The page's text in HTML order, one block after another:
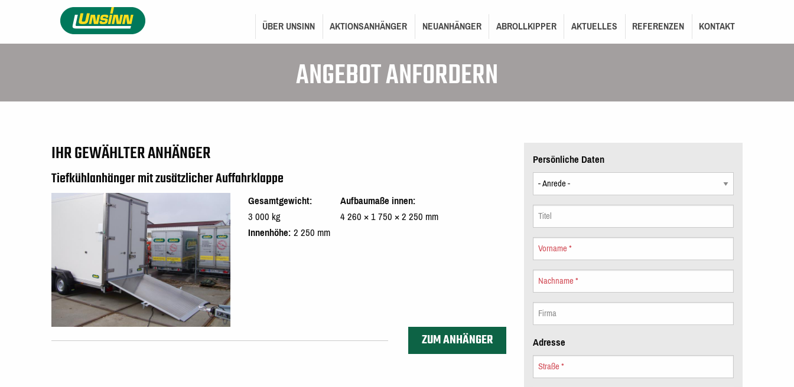
Inhalt
HAUPTNAVIGATIONÜBER UNSINN AKTIONSANHÄNGER NEUANHÄNGER ABROLLKIPPER AKTUELLES REFERENZEN KONTAKT
ANGEBOT ANFORDERN
IHR GEWÄHLTER ANHÄNGER
Tiefkühlanhänger mit zusätzlicher Auffahrklappe
Gesamtgewicht
3 000 kg
Aufbaumaße innen
4 260 × 1 750 × 2 250 mm
Innenhöhe 2 250 mm
ZUM ANHÄNGER
Persönliche Daten
Anrede
Titel
Vorname
Nachname
Firma
Adresse
Straße